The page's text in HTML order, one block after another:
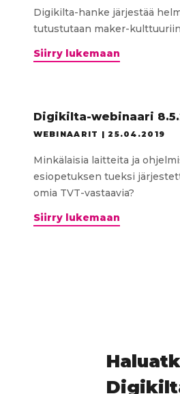
Digikilta-hanke järjestää
tutustutaan maker-
Siirry lukemaanDigikilta-
kulttuuri
ja
Digikilta-webinaari
WEBINAARIT |25.04.2019
Minkälaisia laitteita ja
esiopetuksen tueksi
omia TVT-vastaavia?
Siirry lukemaanDigikilta-